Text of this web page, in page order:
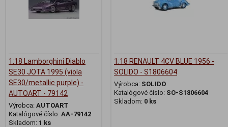
1:18 Lamborghini Diablo
SE30 JOTA 1995 (viola
SE30/metallic purple) -
AUTOART - 79142
Výrobca: AUTOART
Katalógové číslo: AA-79142
Skladom: 1 ks
1:18 RENAULT 4CV BLUE 1956 -
SOLIDO - S1806604
Výrobca: SOLIDO
Katalógové číslo: SO-S1806604
Skladom: 0 ks